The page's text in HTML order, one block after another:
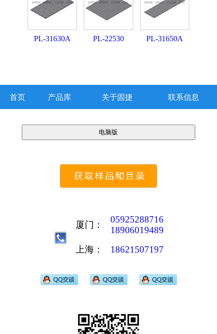
PL-31630A PL-22530 PL-31650A
首页 产品库 关于固捷 联系信息
厦门：
05925288716
18906019489
上海：
18621507197